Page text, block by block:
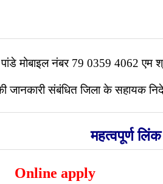
पांडे मोबाइल नंबर 79 0359 4062 एम
जानकारी संबंधित जिला के सहायक
महत्वपूर्ण लिंक
Online apply